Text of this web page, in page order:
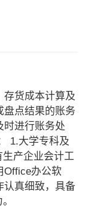
存货成本计算及
盘点结果的账务
时进行账务处
1.大学专科及
产企业会计工
Office办公软
认真细致，具备